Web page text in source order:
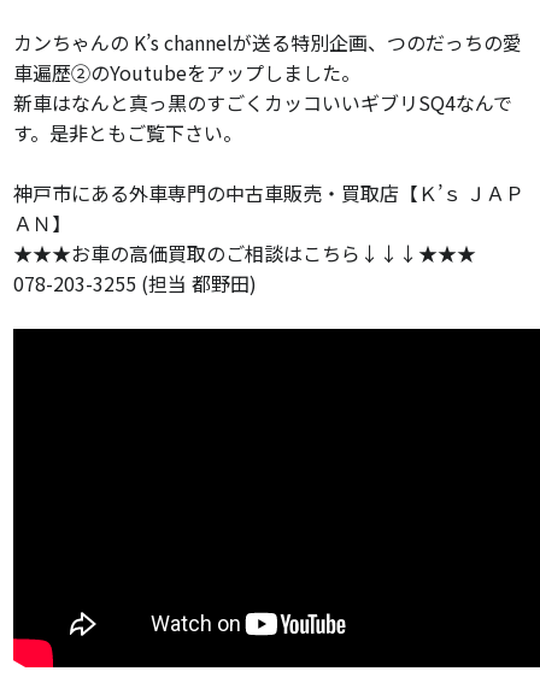
カンちゃんの K’s channelが送る特別企画、つのだっちの愛
車遍歴②のYoutubeをアップしました。
新車はなんと真っ黒のすごくカッコいいギブリSQ4なんで
す。是非ともご覧下さい。
神戸市にある外車専門の中古車販売・買取店【Ｋ’ｓ ＪＡＰ
ＡＮ】
★★★お車の高価買取のご相談はこちら↓↓↓★★★
078-203-3255 (担当 都野田)